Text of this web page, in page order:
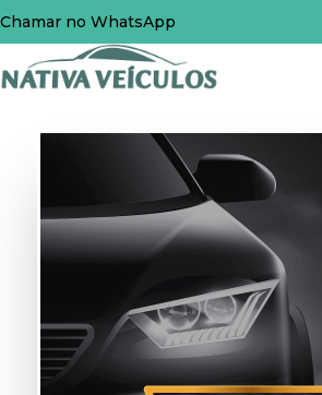
Chamar no WhatsApp